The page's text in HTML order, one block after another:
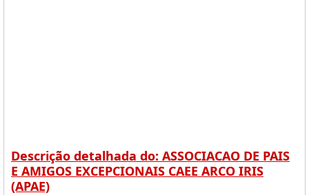
Descrição detalhada do: ASSOCIACAO DE PAIS
E AMIGOS EXCEPCIONAIS CAEE ARCO IRIS
(APAE)